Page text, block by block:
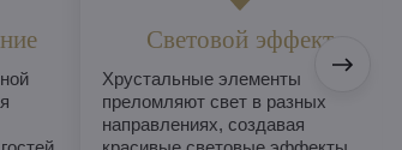
Световой эффект
Хрустальные элементы
преломляют свет в разных
направлениях, создавая